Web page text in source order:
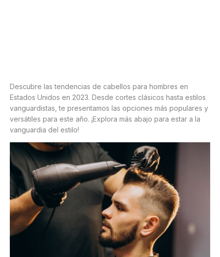
Descubre las tendencias de cabellos para hombres en
Estados Unidos en 2023. Desde cortes clásicos hasta estilos
vanguardistas, te presentamos las opciones más populares y
versátiles para este año. ¡Explora más abajo para estar a la
vanguardia del estilo!